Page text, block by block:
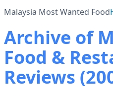
Malaysia Most Wanted Food
Archive of
Food &
Reviews